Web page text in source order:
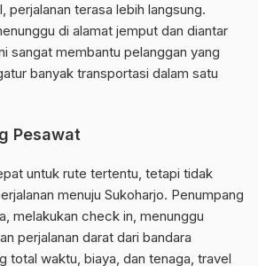
perjalanan terasa lebih langsung.
di alamat jemput dan diantar
sangat membantu pelanggan yang
banyak transportasi dalam satu
Pesawat
untuk rute tertentu, tetapi tidak
menuju Sukoharjo. Penumpang
melakukan check in, menunggu
perjalanan darat dari bandara
total waktu, biaya, dan tenaga, travel